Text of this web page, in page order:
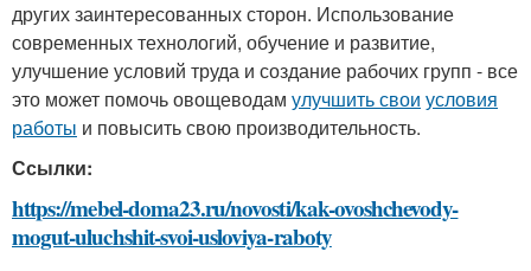
других заинтересованных сторон. Использование
современных технологий, обучение и развитие,
улучшение условий труда и создание рабочих групп - все
это может помочь овощеводам улучшить свои условия
работы и повысить свою производительность.
Ссылки:
https://mebel-doma23.ru/novosti/kak-ovoshchevody-
mogut-uluchshit-svoi-usloviya-raboty